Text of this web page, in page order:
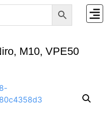
M10, VPE50